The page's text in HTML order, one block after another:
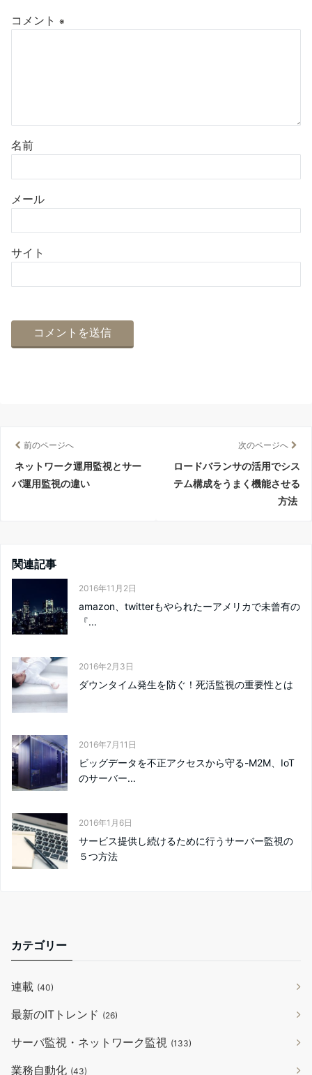
コメント ※
名前
メール
サイト
前のページへ
ネットワーク運用監視とサー
バ運用監視の違い
次のページへ
ロードバランサの活用でシス
テム構成をうまく機能させる
方法
関連記事
2016年11月2日
amazon、twitterもやられたーアメリカで未曾有の
『...
2016年2月3日
ダウンタイム発生を防ぐ！死活監視の重要性とは
2016年7月11日
ビッグデータを不正アクセスから守る-M2M、IoT
のサーバー...
2016年1月6日
サービス提供し続けるために行うサーバー監視の
５つ方法
カテゴリー
連載 (40)
最新のITトレンド (26)
サーバ監視・ネットワーク監視 (133)
業務自動化 (43)